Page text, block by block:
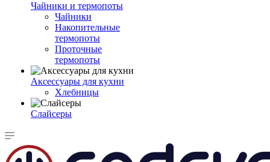
Чайники и термопоты
Чайники
Накопительные
термопоты
Проточные
термопоты
Аксессуары для кухни
Хлебницы
Слайсеры